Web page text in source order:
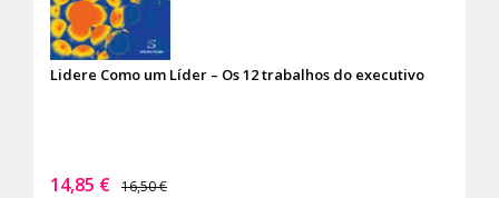
Lidere Como um Líder – Os 12 trabalhos do executivo
14,85 € 16,50 €